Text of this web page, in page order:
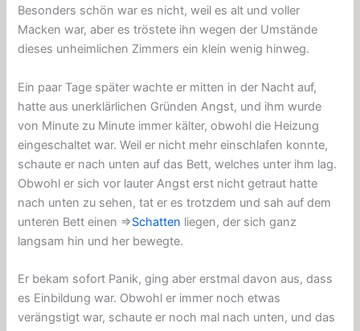
Besonders schön war es nicht, weil es alt und voller
Macken war, aber es tröstete ihn wegen der Umstände
dieses unheimlichen Zimmers ein klein wenig hinweg.
Ein paar Tage später wachte er mitten in der Nacht auf,
hatte aus unerklärlichen Gründen Angst, und ihm wurde
von Minute zu Minute immer kälter, obwohl die Heizung
eingeschaltet war. Weil er nicht mehr einschlafen konnte,
schaute er nach unten auf das Bett, welches unter ihm lag.
Obwohl er sich vor lauter Angst erst nicht getraut hatte
nach unten zu sehen, tat er es trotzdem und sah auf dem
unteren Bett einen ⇒Schatten liegen, der sich ganz
langsam hin und her bewegte.
Er bekam sofort Panik, ging aber erstmal davon aus, dass
es Einbildung war. Obwohl er immer noch etwas
verängstigt war, schaute er noch mal nach unten, und das